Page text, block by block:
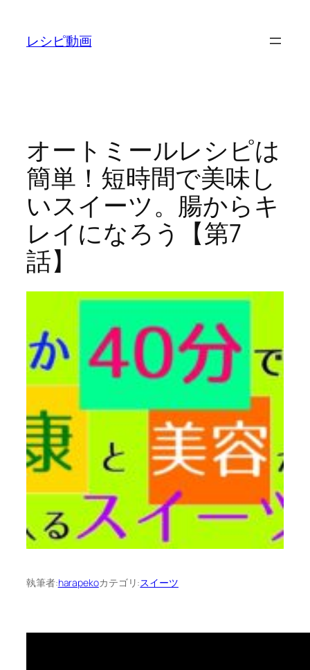
レシピ動画
オートミールレシピは
簡単！短時間で美味し
いスイーツ。腸からキ
レイになろう【第7
話】
執筆者:harapekoカテゴリ:スイーツ